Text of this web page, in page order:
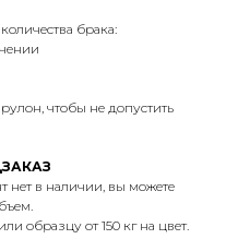
брака:
чтобы не допустить
нет в наличии, вы можете
образцу от 150 кг на цвет.